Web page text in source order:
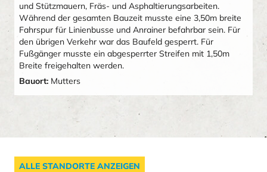
und Stützmauern, Fräs- und Asphaltierungsarbeiten.
Während der gesamten Bauzeit musste eine 3,50m breite
Fahrspur für Linienbusse und Anrainer befahrbar sein. Für
den übrigen Verkehr war das Baufeld gesperrt. Für
Fußgänger musste ein abgesperrter Streifen mit 1,50m
Breite freigehalten werden.
Bauort: Mutters
ALLE STANDORTE ANZEIGEN